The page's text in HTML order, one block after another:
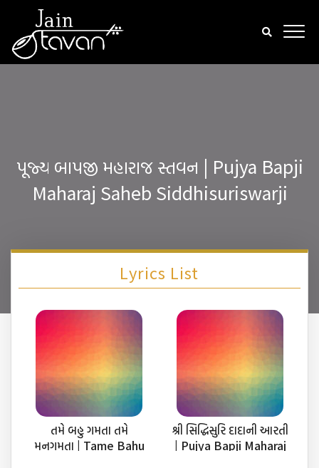
પૂજ્ય બાપજી મહારાજ સ્તવન | Pujya Bapji
Maharaj Saheb Siddhisuriswarji
Lyrics List
તમે બહુ ગમતા તમે
મનગમતા | Tame Bahu
શ્રી સિદ્ધિસુરિ દાદાની આરતી
| Pujya Bapji Maharaj